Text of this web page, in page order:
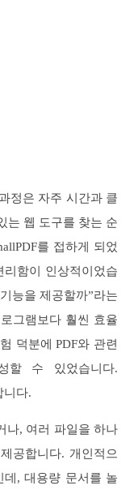
정은 자주 시간과 클
는 웹 도구를 찾는 순
를 접하게 되었
함이 인상적이었습
능을 제공할까”라는
그램보다 훨씬 효율
덕분에 PDF와 관련
할 수 있었습니다.
니다.
나, 여러 파일을 하나
공합니다. 개인적으
데, 대용량 문서를 놀